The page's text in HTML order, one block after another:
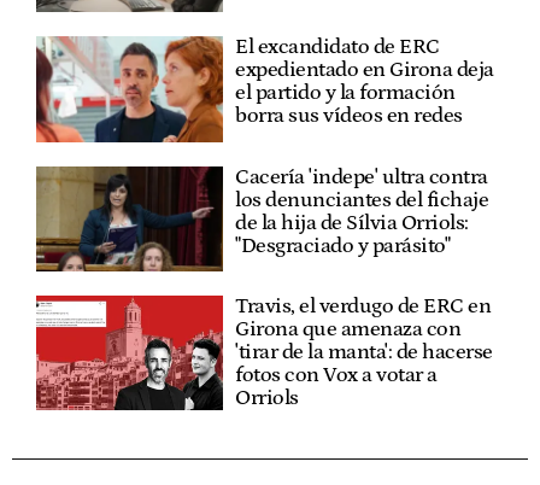
El excandidato de ERC
expedientado en Girona deja
el partido y la formación
borra sus vídeos en redes
Cacería 'indepe' ultra contra
los denunciantes del fichaje
de la hija de Sílvia Orriols:
"Desgraciado y parásito"
Travis, el verdugo de ERC en
Girona que amenaza con
'tirar de la manta': de hacerse
fotos con Vox a votar a
Orriols